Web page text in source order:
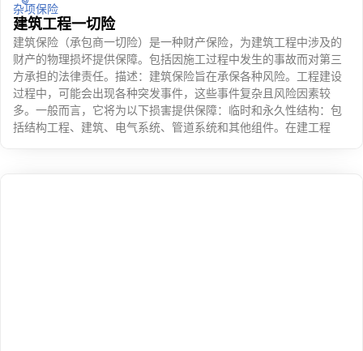
杂项保险
建筑工程一切险
建筑保险（承包商一切险）是一种财产保险，为建筑工程中涉及的
财产的物理损坏提供保障。包括因施工过程中发生的事故而对第三
方承担的法律责任。描述：建筑保险旨在承保各种风险。工程建设
过程中，可能会出现各种突发事件，这些事件复杂且风险因素较
多。一般而言，它将为以下损害提供保障：临时和永久性结构：包
括结构工程、建筑、电气系统、管道系统和其他组件。在建工程